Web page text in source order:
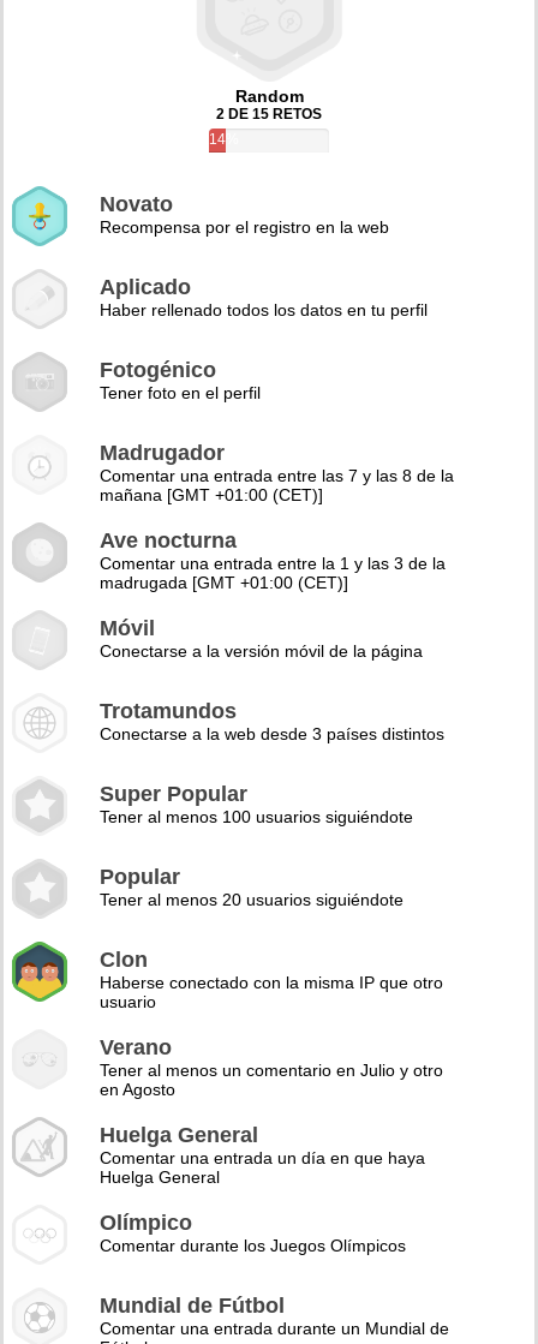
Random
2 DE 15 RETOS
14%
Novato
Recompensa por el registro en la web
Aplicado
Haber rellenado todos los datos en tu perfil
Fotogénico
Tener foto en el perfil
Madrugador
Comentar una entrada entre las 7 y las 8 de la
mañana [GMT +01:00 (CET)]
Ave nocturna
Comentar una entrada entre la 1 y las 3 de la
madrugada [GMT +01:00 (CET)]
Móvil
Conectarse a la versión móvil de la página
Trotamundos
Conectarse a la web desde 3 países distintos
Super Popular
Tener al menos 100 usuarios siguiéndote
Popular
Tener al menos 20 usuarios siguiéndote
Clon
Haberse conectado con la misma IP que otro
usuario
Verano
Tener al menos un comentario en Julio y otro
en Agosto
Huelga General
Comentar una entrada un día en que haya
Huelga General
Olímpico
Comentar durante los Juegos Olímpicos
Mundial de Fútbol
Comentar una entrada durante un Mundial de